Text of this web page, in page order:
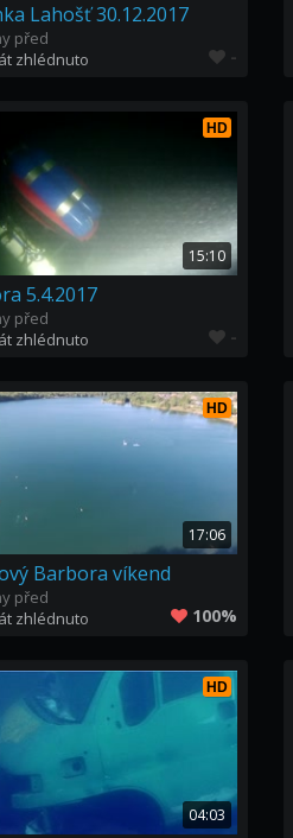
Lahošť 30.12.2017
před
zhlédnuto
-
HD
15:10
5.4.2017
před
zhlédnuto
-
HD
17:06
Barbora víkend
před
zhlédnuto
100%
HD
04:03